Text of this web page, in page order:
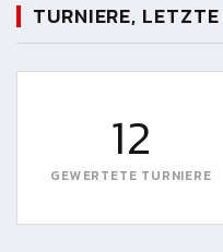
TURNIERE,
12
GEWERTETE TURNIERE